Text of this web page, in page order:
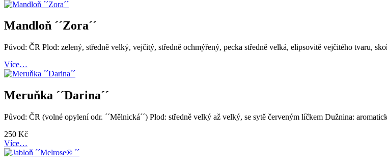
Mandloň ´´Zora´´
Původ: ČR Plod: zelený, středně velký, vejčitý, středně ochmýřený, pecka středně velká, elipsovitě vejčitého tvaru,
Více…
Meruňka ´´Darina´´
Původ: ČR (volné opylení odr. ´´Mělnická´´) Plod: středně velký až velký, se sytě červeným líčkem Dužnina:
250 Kč
Více…